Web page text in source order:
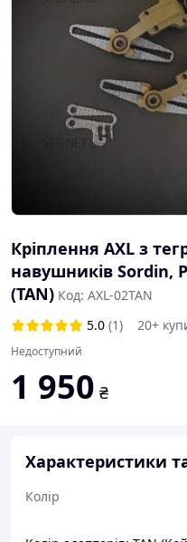
Кріплення AXL з
навушників Sordin,
(TAN) Код: AXL-02TAN
5.0 (1) 20+
Недоступний
1 950 ₴
Характеристики
Колір